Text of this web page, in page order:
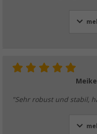
Meike
"Sehr robust und stabil,